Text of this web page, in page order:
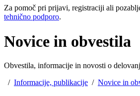
Za pomoč pri prijavi, registraciji ali
tehnično podporo.
Novice in obvestila
Obvestila, informacije in novosti o
/ Informacije, publikacije / Novice in